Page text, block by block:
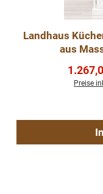
Landhaus
aus
Preise